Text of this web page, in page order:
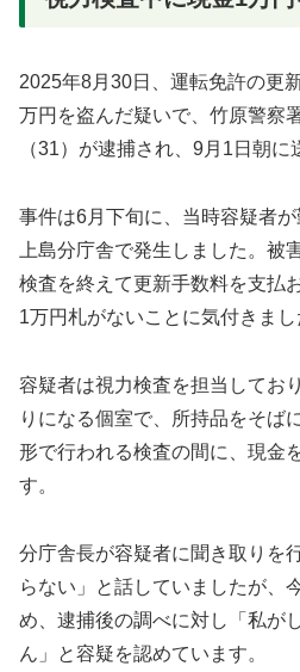
2025年8月30日、運転免許の更
万円を盗んだ疑いで、竹原警察
（31）が逮捕され、9月1日朝に
事件は6月下旬に、当時容疑者
上島分庁舎で発生しました。被
検査を終えて更新手数料を支払
1万円札がないことに気付きまし
容疑者は視力検査を担当してお
りになる個室で、所持品をそば
形で行われる検査の間に、現金
す。
分庁舎長が容疑者に聞き取りを
らない」と話していましたが、
め、逮捕後の調べに対し「私が
ん」と容疑を認めています。